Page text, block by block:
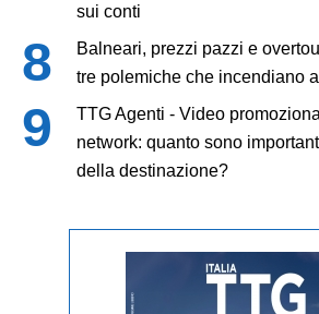
sui conti
Balneari, prezzi pazzi e
tre polemiche che incendiano
TTG Agenti - Video
network: quanto sono
della destinazione?